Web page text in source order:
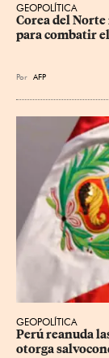
GEOPOLÍTICA
Corea del
para combatir
Por AFP
GEOPOLÍTICA
Perú reanuda
otorga